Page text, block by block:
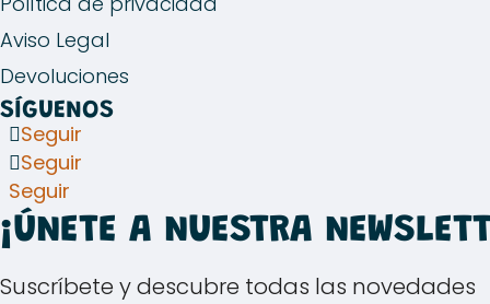
Aviso Legal
Devoluciones
SÍGUENOS
Seguir
Seguir
Seguir
¡ÚNETE A NUESTRA
Suscríbete y descubre todas las novedades